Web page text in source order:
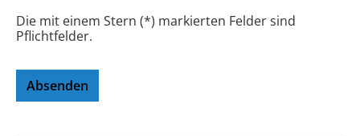
Die mit einem Stern (*) markierten Felder sind
Pflichtfelder.
Absenden